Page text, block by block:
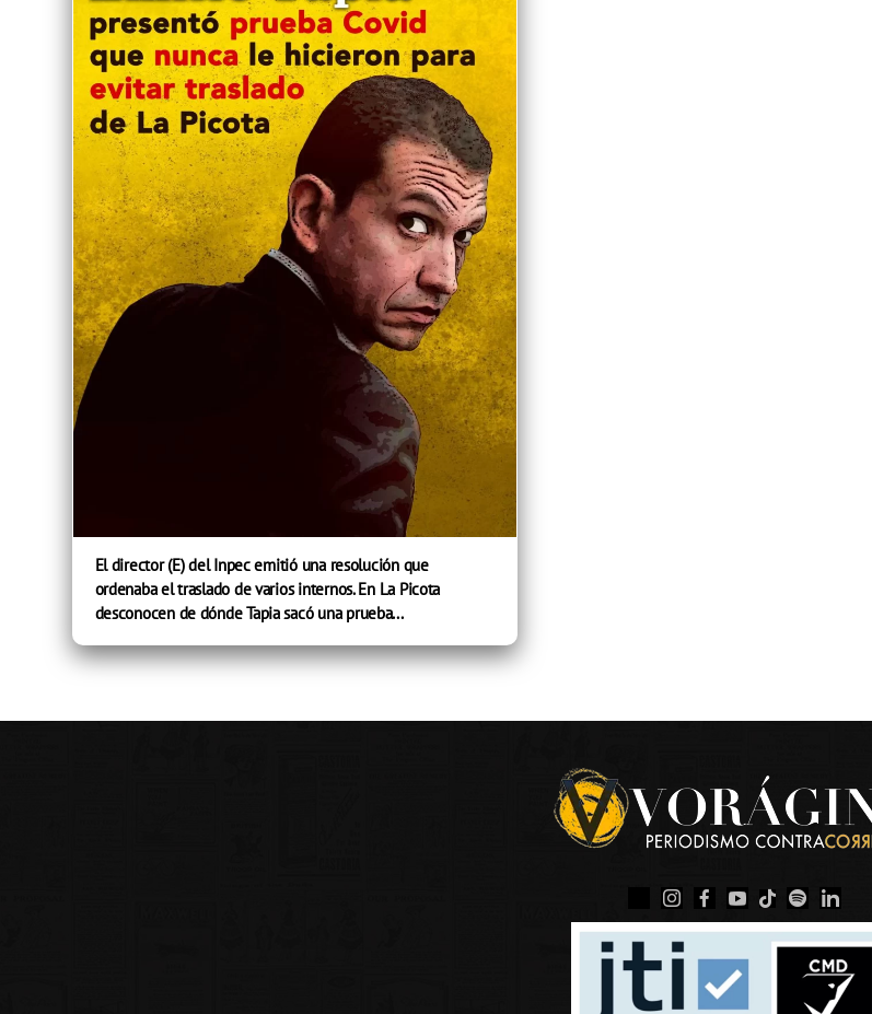
El director (E) del Inpec emitió una resolución que
ordenaba el traslado de varios internos. En La Picota
desconocen de dónde Tapia sacó una prueba...